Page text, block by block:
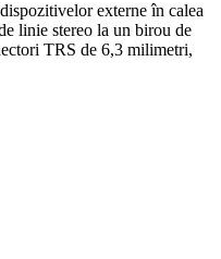
externe în calea
linie stereo la un birou de
TRS de 6,3 milimetri,